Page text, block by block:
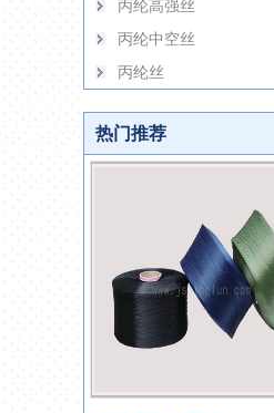
丙纶高强丝
丙纶中空丝
丙纶丝
热门推荐